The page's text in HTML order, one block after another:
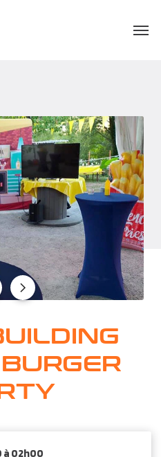
à 02h00